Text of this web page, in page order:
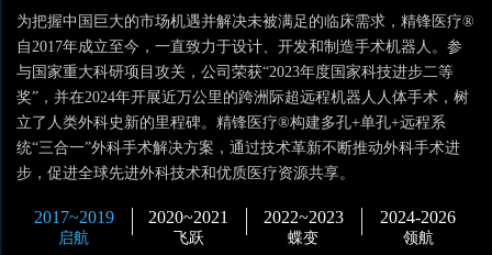
为把握中国巨大的市场机遇并解决未被满足的临床需求，精锋医疗®
自2017年成立至今，一直致力于设计、开发和制造手术机器人。参
与国家重大科研项目攻关，公司荣获“2023年度国家科技进步二等
奖”，并在2024年开展近万公里的跨洲际超远程机器人人体手术，树
立了人类外科史新的里程碑。精锋医疗®构建多孔+单孔+远程系
统“三合一”外科手术解决方案，通过技术革新不断推动外科手术进
步，促进全球先进外科技术和优质医疗资源共享。
2017~2019
启航
2020~2021
飞跃
2022~2023
蝶变
2024-2026
领航